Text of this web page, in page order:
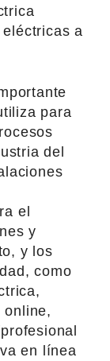
a
para
del
el
y
y los
como
online,
en línea